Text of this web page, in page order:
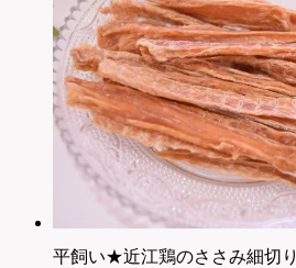
平飼い★近江鶏のささみ細切り